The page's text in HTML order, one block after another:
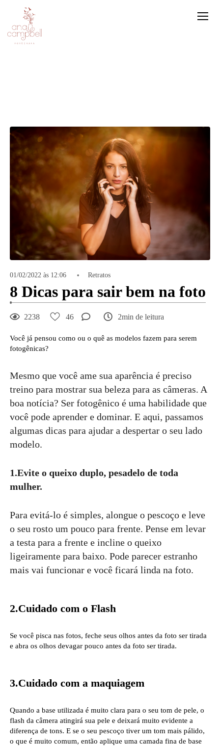
01/02/2022 às 12:06 Retratos
8 Dicas para sair bem na foto
2238 46 2min de leitura
Você já pensou como ou o quê as modelos fazem para serem
fotogênicas?
Mesmo que você ame sua aparência é preciso
treino para mostrar sua beleza para as câmeras. A
boa notícia? Ser fotogênico é uma habilidade que
você pode aprender e dominar. E aqui, passamos
algumas dicas para ajudar a despertar o seu lado
modelo.
1.Evite o queixo duplo, pesadelo de toda
mulher.
Para evitá-lo é simples, alongue o pescoço e leve
o seu rosto um pouco para frente. Pense em levar
a testa para a frente e incline o queixo
ligeiramente para baixo. Pode parecer estranho
mais vai funcionar e você ficará linda na foto.
2.Cuidado com o Flash
Se você pisca nas fotos, feche seus olhos antes da foto ser tirada
e abra os olhos devagar pouco antes da foto ser tirada.
3.Cuidado com a maquiagem
Quando a base utilizada é muito clara para o seu tom de pele, o
flash da câmera atingirá sua pele e deixará muito evidente a
diferença de tons. E se o seu pescoço tiver um tom mais pálido,
o que é muito comum, então aplique uma camada fina de base